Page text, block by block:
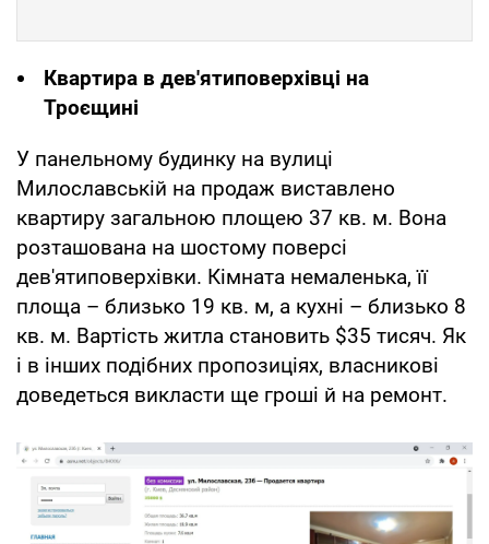
Квартира в дев'ятиповерхівці на
Троєщині
У панельному будинку на вулиці
Милославській на продаж виставлено
квартиру загальною площею 37 кв. м. Вона
розташована на шостому поверсі
дев'ятиповерхівки. Кімната немаленька, її
площа – близько 19 кв. м, а кухні – близько 8
кв. м. Вартість житла становить $35 тисяч. Як
і в інших подібних пропозиціях, власникові
доведеться викласти ще гроші й на ремонт.